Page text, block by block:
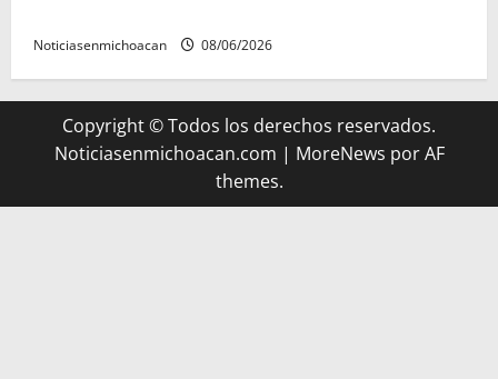
Noticiasenmichoacan 08/06/2026
Copyright © Todos los derechos reservados.
Noticiasenmichoacan.com | MoreNews por AF
themes.